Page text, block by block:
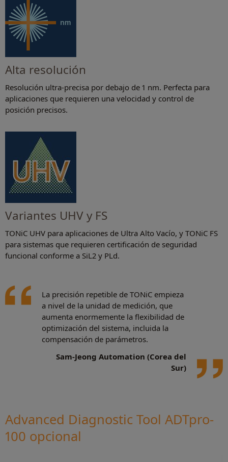
Alta resolución
Resolución ultra-precisa por debajo de 1 nm. Perfecta para
aplicaciones que requieren una velocidad y control de
posición precisos.
Variantes UHV y FS
TONiC UHV para aplicaciones de Ultra Alto Vacío, y TONiC FS
para sistemas que requieren certificación de seguridad
funcional conforme a SiL2 y PLd.
La precisión repetible de TONiC empieza
a nivel de la unidad de medición, que
aumenta enormemente la flexibilidad de
optimización del sistema, incluida la
compensación de parámetros.
Sam-Jeong Automation (Corea del
Sur)
Advanced Diagnostic Tool ADTpro-
100 opcional